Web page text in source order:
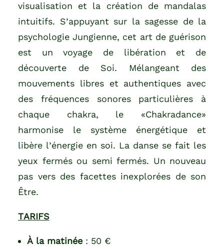
visualisation et la création de mandalas
intuitifs. S’appuyant sur la sagesse de la
psychologie Jungienne, cet art de guérison
est un voyage de libération et de
découverte de Soi. Mélangeant des
mouvements libres et authentiques avec
des fréquences sonores particulières à
chaque chakra, le «Chakradance»
harmonise le système énergétique et
libère l’énergie en soi. La danse se fait les
yeux fermés ou semi fermés. Un nouveau
pas vers des facettes inexplorées de son
Être.
TARIFS
À la matinée : 50 €